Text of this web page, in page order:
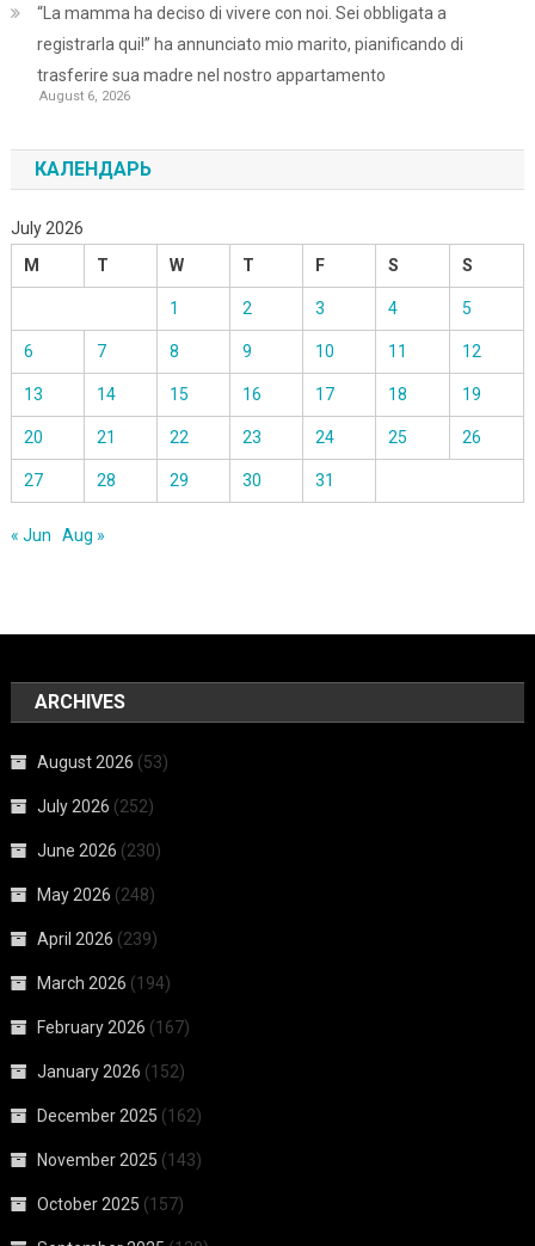
“La mamma ha deciso di vivere con noi. Sei obbligata a
registrarla qui!” ha annunciato mio marito, pianificando di
trasferire sua madre nel nostro appartamento
August 6, 2026
КАЛЕНДАРЬ
July 2026
M
T W T F S S
1 2 3 4 5
6 7 8 9 10 11 12
13 14 15 16 17 18 19
20 21 22 23 24 25 26
27 28 29 30 31
« Jun Aug »
ARCHIVES
August 2026 (53)
July 2026 (252)
June 2026 (230)
May 2026 (248)
April 2026 (239)
March 2026 (194)
February 2026 (167)
January 2026 (152)
December 2025 (162)
November 2025 (143)
October 2025 (157)